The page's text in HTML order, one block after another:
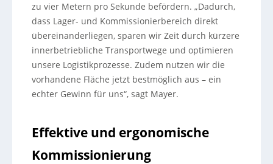
zu vier Metern pro Sekunde befördern. „Dadurch,
dass Lager- und Kommissionierbereich direkt
übereinanderliegen, sparen wir Zeit durch kürzere
innerbetriebliche Transportwege und optimieren
unsere Logistikprozesse. Zudem nutzen wir die
vorhandene Fläche jetzt bestmöglich aus – ein
echter Gewinn für uns“, sagt Mayer.
Effektive und ergonomische
Kommissionierung